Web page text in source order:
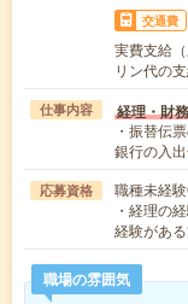
交通費
実費支給
リン代の
仕事内容 経理・財
・振替伝
銀行の入
応募資格
職種未経
・経理の
経験があ
職場の雰囲気